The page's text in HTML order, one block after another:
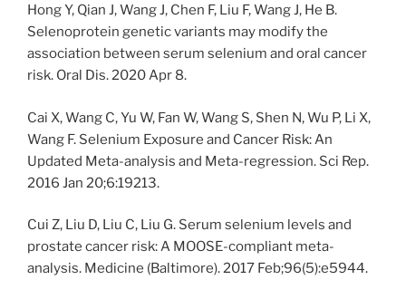
Hong Y, Qian J, Wang J, Chen F, Liu F, Wang J, He B.
Selenoprotein genetic variants may modify the
association between serum selenium and oral cancer
risk. Oral Dis. 2020 Apr 8.
Cai X, Wang C, Yu W, Fan W, Wang S, Shen N, Wu P, Li X,
Wang F. Selenium Exposure and Cancer Risk: An
Updated Meta-analysis and Meta-regression. Sci Rep.
2016 Jan 20;6:19213.
Cui Z, Liu D, Liu C, Liu G. Serum selenium levels and
prostate cancer risk: A MOOSE-compliant meta-
analysis. Medicine (Baltimore). 2017 Feb;96(5):e5944.